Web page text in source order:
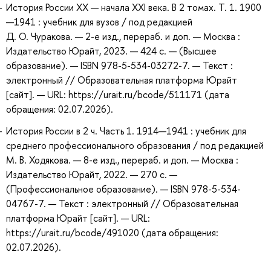
История России XX — начала XXI века. В 2 томах. Т. 1. 1900
—1941 : учебник для вузов / под редакцией
Д. О. Чуракова. — 2-е изд., перераб. и доп. — Москва :
Издательство Юрайт, 2023. — 424 с. — (Высшее
образование). — ISBN 978-5-534-03272-7. — Текст :
электронный // Образовательная платформа Юрайт
[сайт]. — URL: https://urait.ru/bcode/511171 (дата
обращения: 02.07.2026).
История России в 2 ч. Часть 1. 1914—1941 : учебник для
среднего профессионального образования / под редакцией
М. В. Ходякова. — 8-е изд., перераб. и доп. — Москва :
Издательство Юрайт, 2022. — 270 с. —
(Профессиональное образование). — ISBN 978-5-534-
04767-7. — Текст : электронный // Образовательная
платформа Юрайт [сайт]. — URL:
https://urait.ru/bcode/491020 (дата обращения:
02.07.2026).